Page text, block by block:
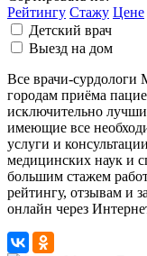
Рейтингу Стажу Цене
Детский врач
Выезд на дом
Все врачи-сурдологи
городам приёма
исключительно
имеющие все
услуги и
медицинских наук и
большим стажем
рейтингу, отзывам и
онлайн через